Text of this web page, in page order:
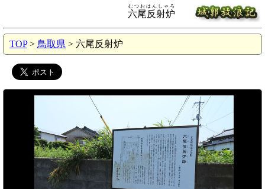
六尾反射炉
むつおはんしゃろ
TOP> 鳥取県 > 六尾反射炉